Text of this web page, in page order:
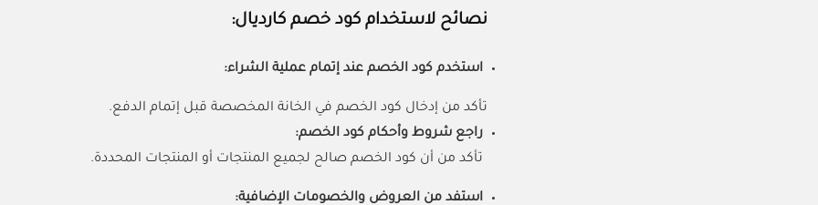
نصائح لاستخدام كود خصم كارديال:
استخدم كود الخصم عند إتمام عملية الشراء:
تأكد من إدخال كود الخصم في الخانة المخصصة قبل إتمام الدفع.
راجع شروط وأحكام كود الخصم:
تأكد من أن كود الخصم صالح لجميع المنتجات أو المنتجات المحددة.
استفد من العروض والخصومات الإضافية: